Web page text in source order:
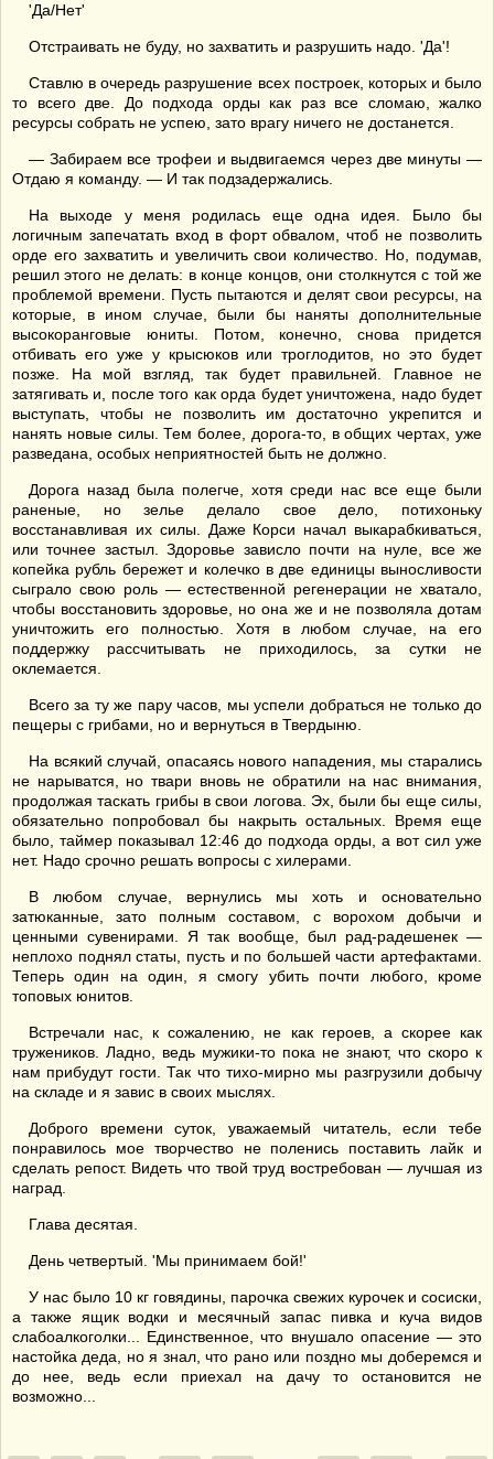
'Да/Нет'
Отстраивать не буду, но захватить и разрушить надо. 'Да'!
Ставлю в очередь разрушение всех построек, которых и было
то всего две. До подхода орды как раз все сломаю, жалко
ресурсы собрать не успею, зато врагу ничего не достанется.
— Забираем все трофеи и выдвигаемся через две минуты —
Отдаю я команду. — И так подзадержались.
На выходе у меня родилась еще одна идея. Было бы
логичным запечатать вход в форт обвалом, чтоб не позволить
орде его захватить и увеличить свои количество. Но, подумав,
решил этого не делать: в конце концов, они столкнутся с той же
проблемой времени. Пусть пытаются и делят свои ресурсы, на
которые, в ином случае, были бы наняты дополнительные
высокоранговые юниты. Потом, конечно, снова придется
отбивать его уже у крысюков или троглодитов, но это будет
позже. На мой взгляд, так будет правильней. Главное не
затягивать и, после того как орда будет уничтожена, надо будет
выступать, чтобы не позволить им достаточно укрепится и
нанять новые силы. Тем более, дорога-то, в общих чертах, уже
разведана, особых неприятностей быть не должно.
Дорога назад была полегче, хотя среди нас все еще были
раненые, но зелье делало свое дело, потихоньку
восстанавливая их силы. Даже Корси начал выкарабкиваться,
или точнее застыл. Здоровье зависло почти на нуле, все же
копейка рубль бережет и колечко в две единицы выносливости
сыграло свою роль — естественной регенерации не хватало,
чтобы восстановить здоровье, но она же и не позволяла дотам
уничтожить его полностью. Хотя в любом случае, на его
поддержку рассчитывать не приходилось, за сутки не
оклемается.
Всего за ту же пару часов, мы успели добраться не только до
пещеры с грибами, но и вернуться в Твердыню.
На всякий случай, опасаясь нового нападения, мы старались
не нарыватся, но твари вновь не обратили на нас внимания,
продолжая таскать грибы в свои логова. Эх, были бы еще силы,
обязательно попробовал бы накрыть остальных. Время еще
было, таймер показывал 12:46 до подхода орды, а вот сил уже
нет. Надо срочно решать вопросы с хилерами.
В любом случае, вернулись мы хоть и основательно
затюканные, зато полным составом, с ворохом добычи и
ценными сувенирами. Я так вообще, был рад-радешенек —
неплохо поднял статы, пусть и по большей части артефактами.
Теперь один на один, я смогу убить почти любого, кроме
топовых юнитов.
Встречали нас, к сожалению, не как героев, а скорее как
тружеников. Ладно, ведь мужики-то пока не знают, что скоро к
нам прибудут гости. Так что тихо-мирно мы разгрузили добычу
на складе и я завис в своих мыслях.
Доброго времени суток, уважаемый читатель, если тебе
понравилось мое творчество не поленись поставить лайк и
сделать репост. Видеть что твой труд востребован — лучшая из
наград.
Глава десятая.
День четвертый. 'Мы принимаем бой!'
У нас было 10 кг говядины, парочка свежих курочек и сосиски,
а также ящик водки и месячный запас пивка и куча видов
слабоалкоголки... Единственное, что внушало опасение — это
настойка деда, но я знал, что рано или поздно мы доберемся и
до нее, ведь если приехал на дачу то остановится не
возможно...